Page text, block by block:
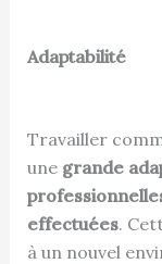
Adaptabilité
Travailler
une grande
effectuées.
à un nouvel